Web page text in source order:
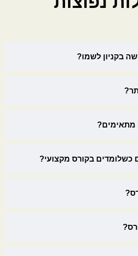
בקניון לשמו?
מתאימים?
כשלומדים בקורס מקצועי?